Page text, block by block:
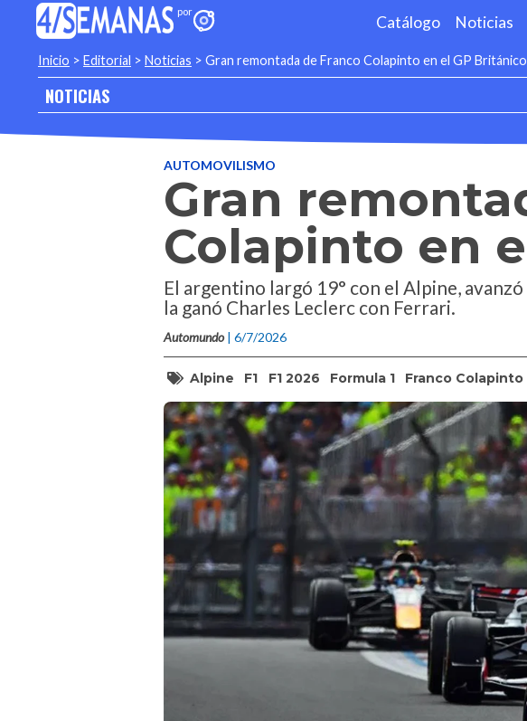
Catálogo Noticias
Inicio > Editorial > Noticias > Gran remontada de Franco Colapinto en el GP
NOTICIAS
AUTOMOVILISMO
Gran
Colapinto en
El argentino largó 19° con el Alpine,
la ganó Charles Leclerc con Ferrari.
Automundo | 6/7/2026
Alpine F1 F1 2026 Formula 1 Franco Colapinto